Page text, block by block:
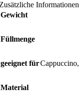
Informationen
Gewicht
Füllmenge
geeignet fürCappuccino,
Material